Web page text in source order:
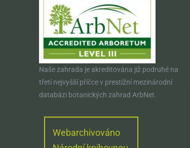
Naše zahrada je akreditována již podruhé na
třetí nejvyšší příčce v prestižní mezinárodní
databázi botanických zahrad ArbNet.
Webarchivováno